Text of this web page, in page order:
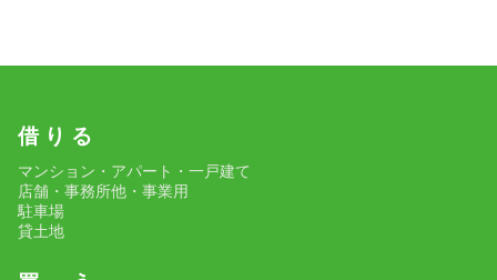
借 り る
マンション・アパート・一戸建て
店舗・事務所他・事業用
駐車場
貸土地